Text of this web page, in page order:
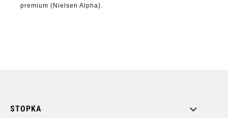
premium (Nielsen Alpha).
STOPKA